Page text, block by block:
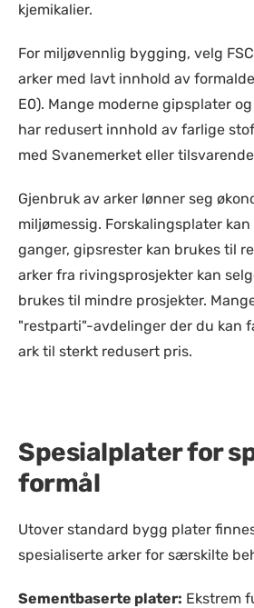
kjemikalier.
For miljøvennlig bygging, velg
arker med lavt innhold av
E0). Mange moderne gipsplater
har redusert innhold av farlige
med Svanemerket eller
Gjenbruk av arker lønner seg
miljømessig. Forskalingsplater
ganger, gipsrester kan brukes til
arker fra rivingsprosjekter kan
brukes til mindre prosjekter.
"restparti"-avdelinger der du kan
ark til sterkt redusert pris.
Spesialplater for
formål
Utover standard bygg plater
spesialiserte arker for særskilte
Sementbaserte plater: Ekstrem